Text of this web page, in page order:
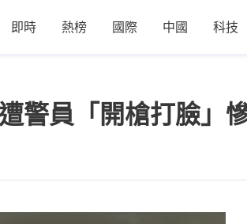
即時 熱榜 國際 中國 科技
警員「開槍打臉」